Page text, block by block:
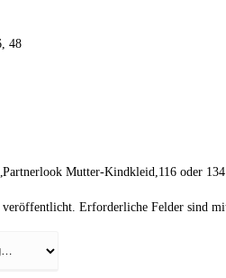
48
Mutter-Kindkleid,116 oder
Erforderliche Felder sind